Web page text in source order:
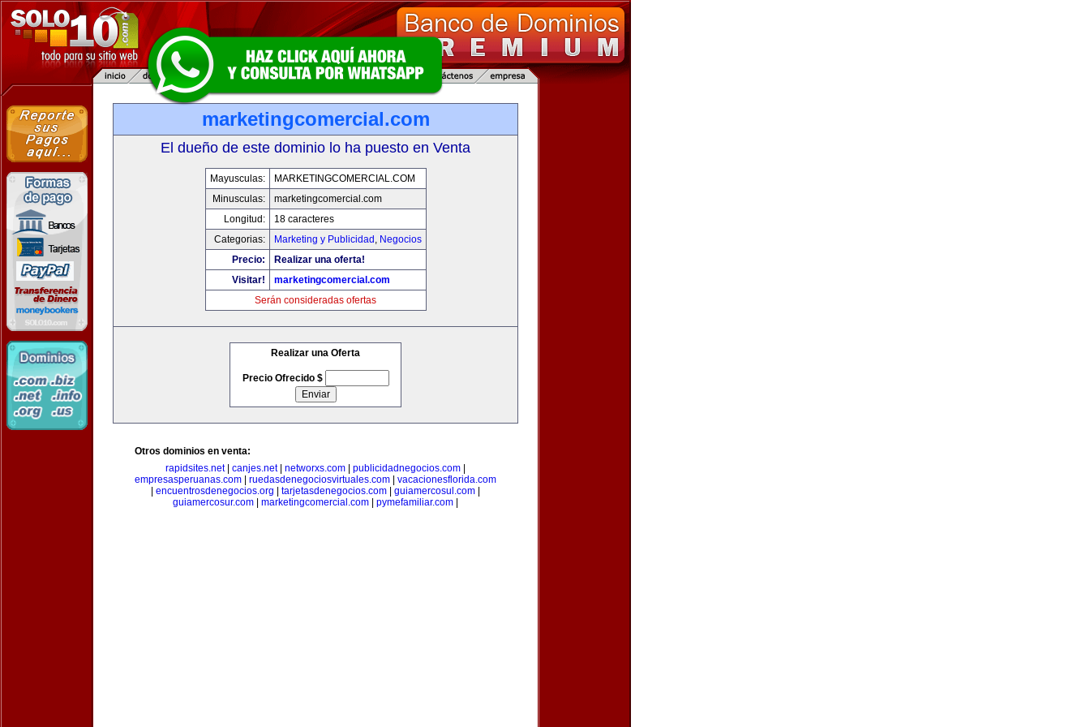
marketingcomercial.com
El dueño de este dominio lo ha puesto en Venta
Mayusculas:
MARKETINGCOMERCIAL.COM
Minusculas:
marketingcomercial.com
Longitud:
18 caracteres
Categorias:
Marketing y Publicidad , Negocios
Precio:
Realizar una oferta!
Visitar!
marketingcomercial.com
Serán consideradas ofertas
Realizar una Oferta
Precio Ofrecido $
Otros dominios en venta:
rapidsites.net| canjes.net| networxs.com publicidadnegocios.com
empresasperuanas.com
ruedasdenegociosvirtuales.com
vacacionesflorida.com
encuentrosdenegocios.org tarjetasdenegocios.com guiamercosul.com
guiamercosur.com
marketingcomercial.com pymefamiliar.com